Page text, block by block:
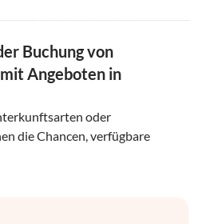
Buchung von
Angeboten in
oder
die Chancen, verfügbare